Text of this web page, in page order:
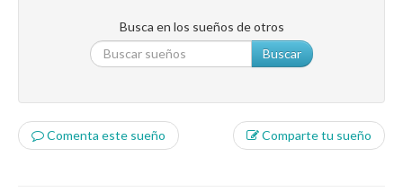
Busca en los sueños de otros
Buscar
Comenta este sueño Comparte tu sueño